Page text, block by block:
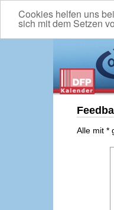
Cookies helfen uns
sich mit dem Setzen
Alle mit *